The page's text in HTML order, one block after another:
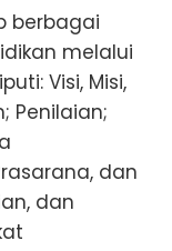
berbagai
melalui
Visi, Misi,
Penilaian;
dan
dan